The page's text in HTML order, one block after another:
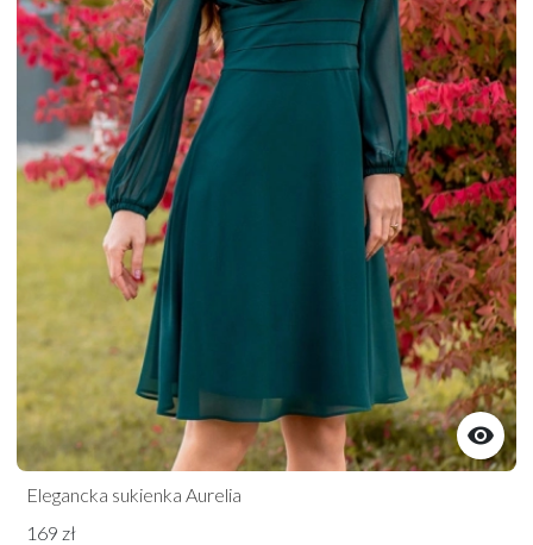

Elegancka sukienka Aurelia
169 zł